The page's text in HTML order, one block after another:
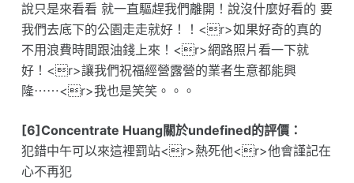
說只是來看看 就一直驅趕我們離開！說沒什麼好看的 要
我們去底下的公園走走就好！！<r>如果好奇的真的
不用浪費時間跟油錢上來！<r>網路照片看一下就
好！<r>讓我們祝福經營露營的業者生意都能興
隆⋯⋯<r>我也是笑笑。。。
[6]Concentrate Huang關於undefined的評價：
犯錯中午可以來這裡罰站<r>熱死他<r>他會謹記在
心不再犯